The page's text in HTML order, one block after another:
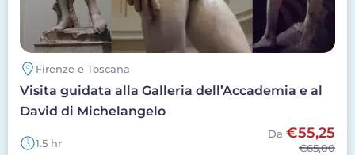
Firenze e Toscana
Visita guidata alla Galleria dell’Accademia e al
David di Michelangelo
1.5 hr
Da €55,25
€65,00